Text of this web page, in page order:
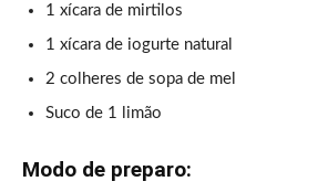
1 xícara de mirtilos
1 xícara de iogurte natural
2 colheres de sopa de mel
Suco de 1 limão
Modo de preparo: